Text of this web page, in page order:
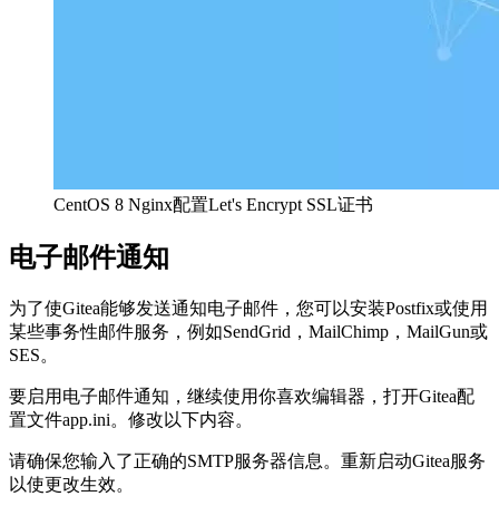
CentOS 8 Nginx配置Let's Encrypt SSL证书
电子邮件通知
为了使Gitea能够发送通知电子邮件，您可以安装Postfix或使用
某些事务性邮件服务，例如SendGrid，MailChimp，MailGun或
SES。
要启用电子邮件通知，继续使用你喜欢编辑器，打开Gitea配
置文件app.ini。修改以下内容。
请确保您输入了正确的SMTP服务器信息。重新启动Gitea服务
以使更改生效。